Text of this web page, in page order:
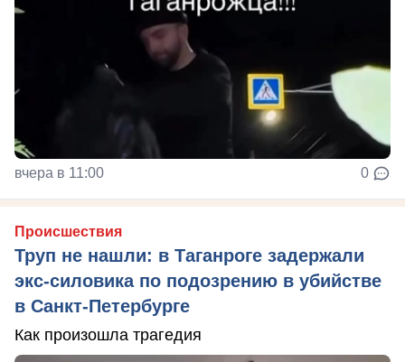
вчера в 11:00 0
Происшествия
Труп не нашли: в Таганроге задержали
экс-силовика по подозрению в убийстве
в Санкт-Петербурге
Как произошла трагедия